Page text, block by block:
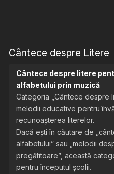
Cântece despre Litere
Cântece despre litere
alfabetului prin muzică
Categoria „Cântece despre
melodii educative pentru
recunoașterea literelor.
Dacă ești în căutare de
alfabetului” sau „melodii
pregătitoare”, această
pentru începutul școlii.